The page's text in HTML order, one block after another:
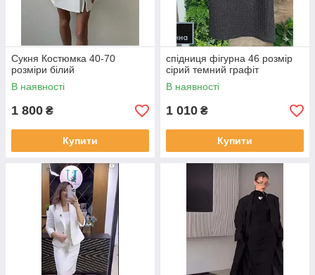
Сукня Костюмка 40-70
розміри білий
В наявності
1 800 ₴
Купити
спідниця фігурна 46 розмір
сірий темний графіт
В наявності
1 010 ₴
Купити